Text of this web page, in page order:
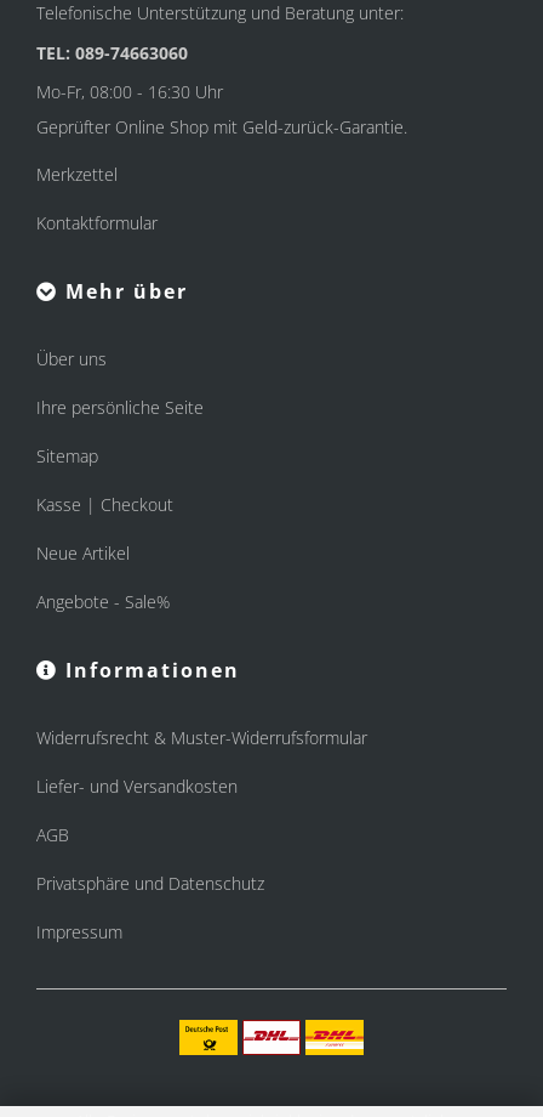
Telefonische Unterstützung und Beratung unter:
TEL: 089-74663060
Mo-Fr, 08:00 - 16:30 Uhr
Geprüfter Online Shop mit Geld-zurück-Garantie.
Merkzettel
Kontaktformular
Mehr über
Über uns
Ihre persönliche Seite
Sitemap
Kasse | Checkout
Neue Artikel
Angebote - Sale%
Informationen
Widerrufsrecht & Muster-Widerrufsformular
Liefer- und Versandkosten
AGB
Privatsphäre und Datenschutz
Impressum